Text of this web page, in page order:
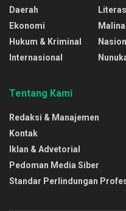
Daerah
Ekonomi
Hukum & Kriminal
Internasional
Tentang Kami
Redaksi & Manajemen
Kontak
Iklan & Advetorial
Pedoman Media Siber
Standar Perlindungan